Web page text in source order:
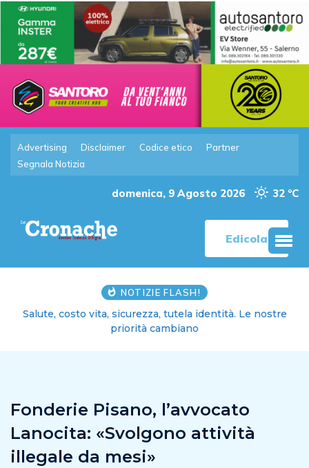
Advertising Disclaimer Codice etico
Partner
Segnala Notizia
domenica, 9 Agosto 2026 32 °C
Edicola
NOTIZIE FLASH!
Salute, costo vita, sicurezza, tutela identità. Le nostre
priorità cambiano
Fonderie Pisano, l’avvocato
Lanocita: «Svolgono attività
illegale da mesi»